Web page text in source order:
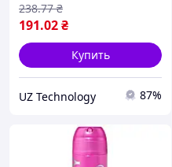
191.02₴
238.77 ₴
Купить
UZ Technology 87%